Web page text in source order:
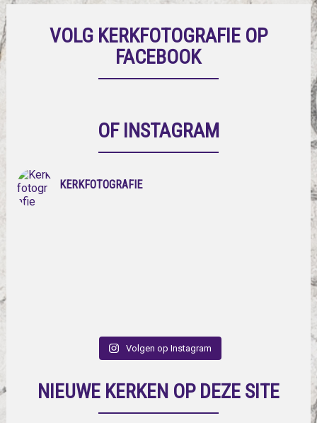
VOLG KERKFOTOGRAFIE OP
FACEBOOK
OF INSTAGRAM
KERKFOTOGRAFIE
Volgen op Instagram
NIEUWE KERKEN OP DEZE SITE